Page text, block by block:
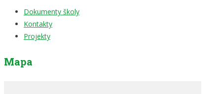
Dokumenty školy
Kontakty
Projekty
Mapa